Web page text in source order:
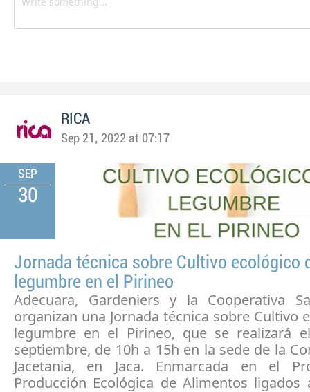
RICA
Sep 21, 2022 at 07:17
SEP
30
Jornada técnica sobre Cultivo ecológico
legumbre en el Pirineo
Adecuara, Gardeniers y la Cooperativa
organizan una Jornada técnica sobre Cultivo
legumbre en el Pirineo, que se realizará
septiembre, de 10h a 15h en la sede de la
Jacetania, en Jaca. Enmarcada en el
Producción Ecológica de Alimentos ligados